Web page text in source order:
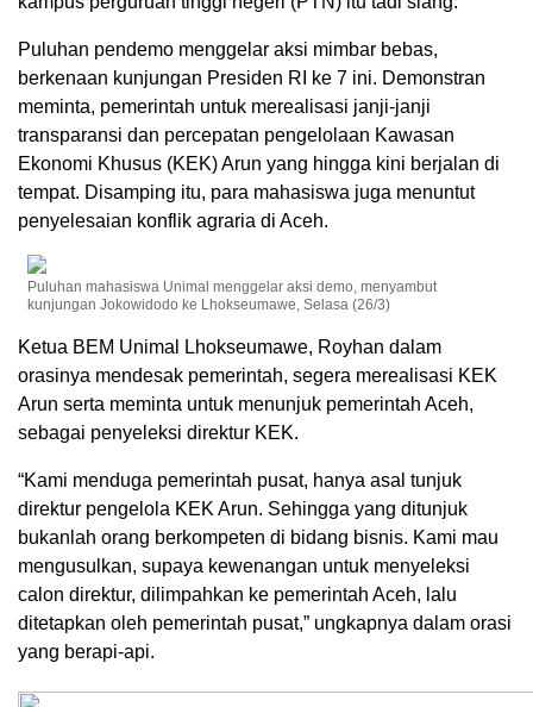
Puluhan pendemo menggelar aksi mimbar bebas,
berkenaan kunjungan Presiden RI ke 7 ini. Demonstran
meminta, pemerintah untuk merealisasi janji-janji
transparansi dan percepatan pengelolaan Kawasan
Ekonomi Khusus (KEK) Arun yang hingga kini berjalan di
tempat. Disamping itu, para mahasiswa juga menuntut
penyelesaian konflik agraria di Aceh.
Puluhan mahasiswa Unimal menggelar aksi demo, menyambut
kunjungan Jokowidodo ke Lhokseumawe, Selasa (26/3)
Ketua BEM Unimal Lhokseumawe, Royhan dalam
orasinya mendesak pemerintah, segera merealisasi KEK
Arun serta meminta untuk menunjuk pemerintah Aceh,
sebagai penyeleksi direktur KEK.
“Kami menduga pemerintah pusat, hanya asal tunjuk
direktur pengelola KEK Arun. Sehingga yang ditunjuk
bukanlah orang berkompeten di bidang bisnis. Kami mau
mengusulkan, supaya kewenangan untuk menyeleksi
calon direktur, dilimpahkan ke pemerintah Aceh, lalu
ditetapkan oleh pemerintah pusat,” ungkapnya dalam orasi
yang berapi-api.